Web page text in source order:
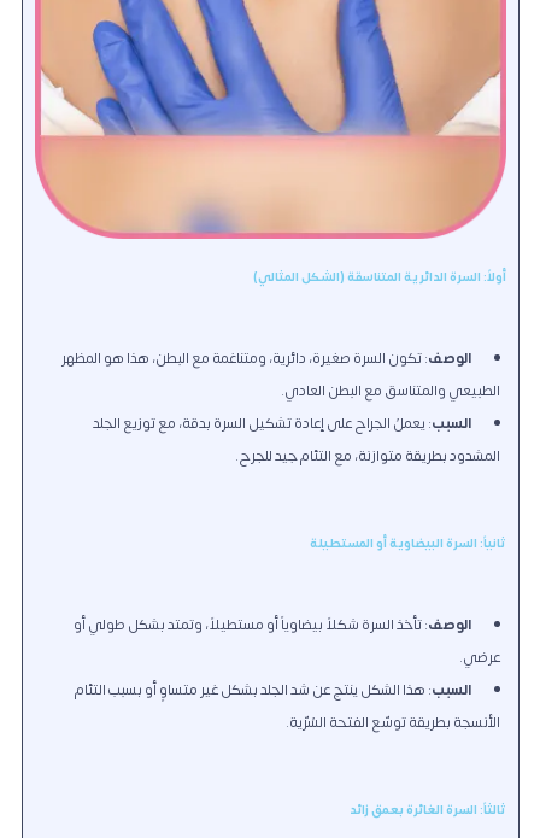
أولاً: السرة الدائرية المتناسقة (الشكل المثالي)
الوصف: تكون السرة صغيرة، دائرية، ومتناغمة مع البطن، هذا هو المظهر
الطبيعي والمتناسق مع البطن العادي.
السبب: يعملُ الجراح على إعادة تشكيل السرة بدقة، مع توزيع الجلد
المشدود بطريقة متوازنة، مع التئام جيد للجرح.
ثانياً: السرة البيضاوية أو المستطيلة
الوصف: تأخذ السرة شكلاً بيضاوياً أو مستطيلاً، وتمتد بشكل طولي أو
عرضي.
السبب: هذا الشكل ينتج عن شد الجلد بشكل غير متساوٍ أو بسبب التئام
الأنسجة بطريقة توسّع الفتحة السُرّية.
ثالثاً: السرة الغائرة بعمق زائد